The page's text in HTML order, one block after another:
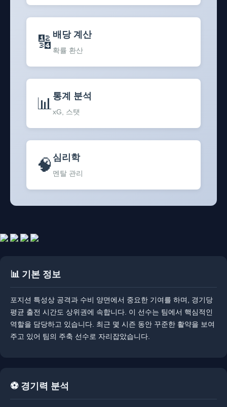
🔢 배당 계산
확률 환산
📊 통계 분석
xG, 스탯
🧠 심리학
멘탈 관리
📊 기본 정보
​​포지션 특성상 공격과 수비 양면에서 중요한 기여를 하며, 경기당
평균 출전 시간도 상위권에 속합니다. 이 선수는 팀에서 핵심적인
역할을 담당하고 있습니다. ​​최근 몇 시즌 동안 꾸준한 활약을 보여
주고 있어 팀의 주축 선수로 자리잡았습니다.
⚽ 경기력 분석